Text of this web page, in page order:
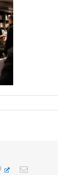
PinterestE-